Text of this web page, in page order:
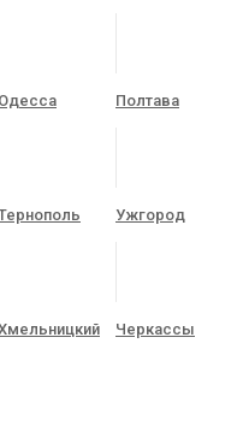
Одесса Полтава
Ужгород
Черкассы